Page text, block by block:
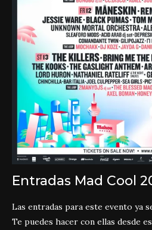
Entradas Mad Cool
Las entradas para este evento ya
Te puedes hacer con ellas desde